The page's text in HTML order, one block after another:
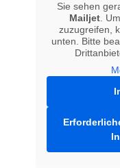
Sie sehen
Mailjet .
zuzugreifen,
unten. Bitte